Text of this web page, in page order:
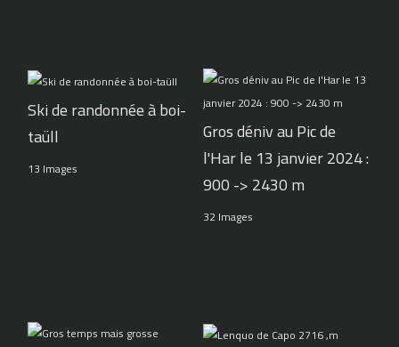
Ski de randonnée à boi-
taüll
13 Images
Gros déniv au Pic de
l'Har le 13 janvier 2024 :
900 -> 2430 m
32 Images